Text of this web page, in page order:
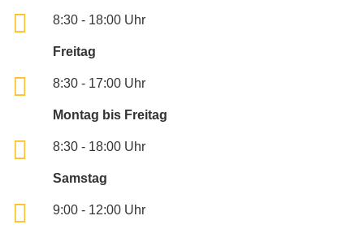
8:30 - 18:00 Uhr
Freitag
8:30 - 17:00 Uhr
Montag bis Freitag
8:30 - 18:00 Uhr
Samstag
9:00 - 12:00 Uhr